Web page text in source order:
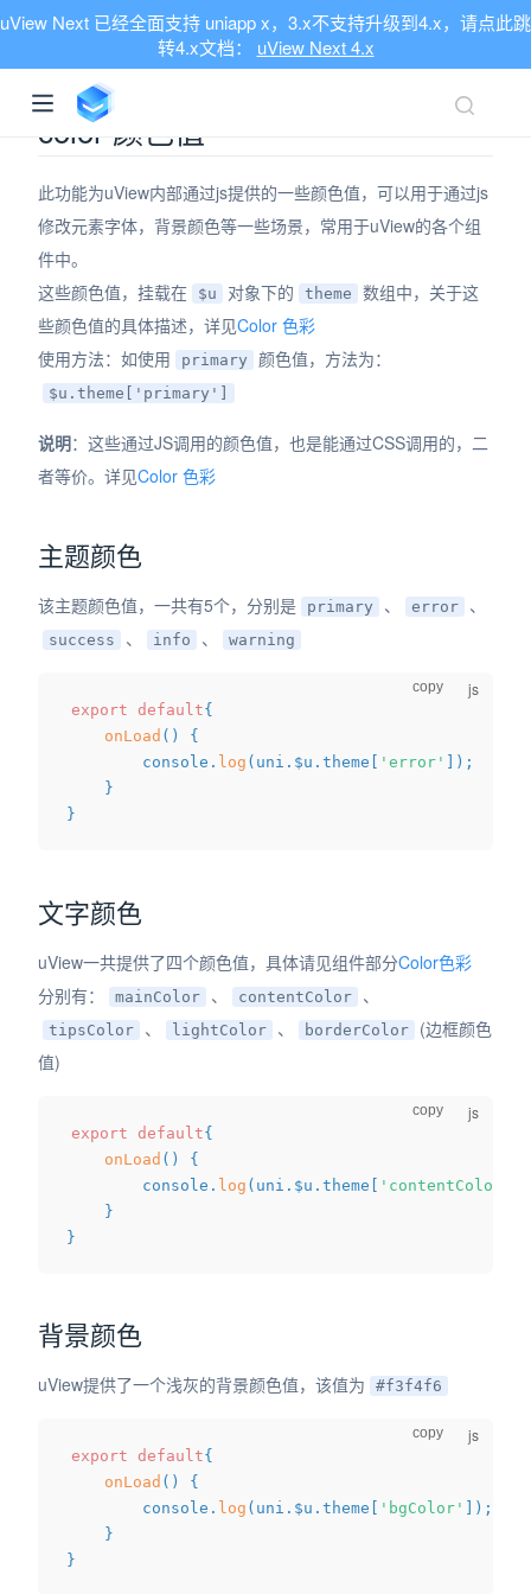
uView Next 已经全面支持 uniapp x，3.x不支持升级到4.x，请点此跳
转4.x文档： uView Next 4.x
color 颜色值
此功能为uView内部通过js提供的一些颜色值，可以用于通过js
修改元素字体，背景颜色等一些场景，常用于uView的各个组
件中。
这些颜色值，挂载在
$u 对象下的 theme
数组中，关于这
些颜色值的具体描述，详见Color 色彩
使用方法：如使用
primary 颜色值，方法为：
$u.theme['primary']
说明：这些通过JS调用的颜色值，也是能通过CSS调用的，二
者等价。详见Color 色彩
主题颜色
该主题颜色值，一共有5个，分别是 primary 、 error 、
success 、 info 、 warning
export default{
onLoad ( )
{
		console
. log ( uni . $u . theme 'error' ) ;
}
}
copy
文字颜色
uView一共提供了四个颜色值，具体请见组件部分Color色彩
分别有：
mainColor 、 contentColor 、
tipsColor 、 lightColor 、 borderColor
(边框颜色
值)
export default{
onLoad ( )
{
		console
. log ( uni . $u . theme 'contentColor'
}
}
copy
背景颜色
uView提供了一个浅灰的背景颜色值，该值为 #f3f4f6
export default{
onLoad ( )
{
		console
. log ( uni . $u . theme 'bgColor' ) ;
}
}
copy